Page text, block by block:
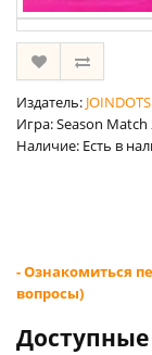
Издатель:
Игра: Season Match
Наличие: Есть в
- Ознакомиться
вопросы)